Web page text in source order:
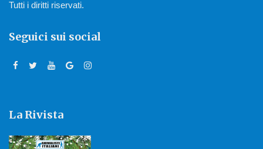
Tutti i diritti riservati.
Seguici sui social
La Rivista